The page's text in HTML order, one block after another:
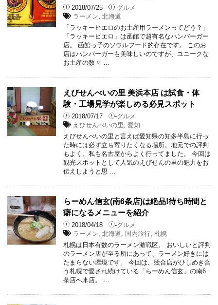
2018/07/25 -グルメ
ラーメン ,北海道
「ラッキーピエロのお土産用ラーメンってどう？」
「ラッキーピエロ」は函館で超有名なハンバーガー
店。 函館っ子のソウルフード的存在です。 このお
店はハンバーガーも美味しいのですが、ユニークな
お土産の数々 …
えびせんべいの里 美浜本店 は試食・体
験・工場見学が楽しめる必見スポット
2018/07/17 -グルメ
えびせんべいの里
,愛知
えびせんべいの里と言えば愛知県の知多半島に行っ
た時には必ず立ち寄りたくなる場所。地元での評判
もよく、私も名古屋からよく行ってました。 今回は
観光スポットとして人気のえびせんの里の魅力をお
伝えしようと思 …
らーめん信玄(南6条店)は絶品!待ち時間と
癖になるメニューを紹介
2018/04/18 -グルメ
ラーメン ,北海道 国内旅行 ,札幌
札幌は日本有数のラーメン激戦区。 おいしいと評判
のラーメン店が至る所にあって、ラーメン好きには
たまらない環境です。 今回は、競合店がひしめき合
う札幌で愛され続けている「らーめん信玄」の南6
条店へ来店。 …